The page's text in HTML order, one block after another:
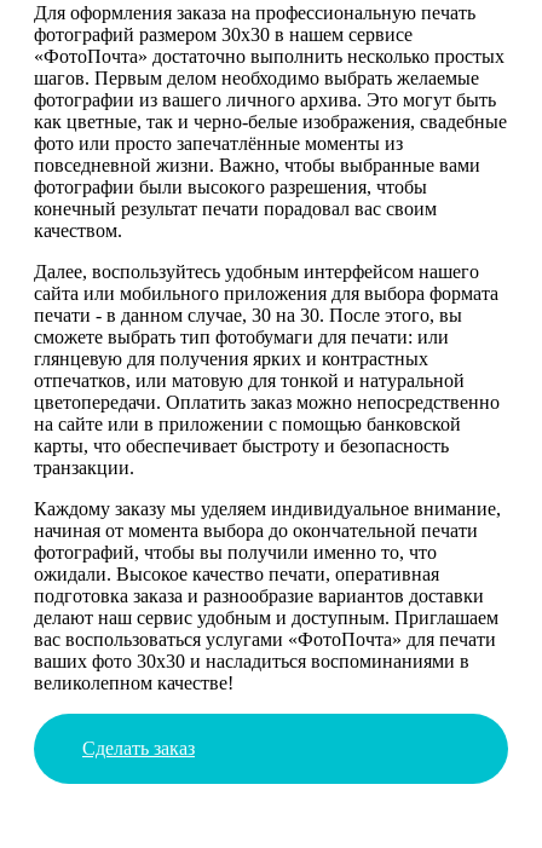
Для оформления заказа на профессиональную печать
фотографий размером 30х30 в нашем сервисе
«ФотоПочта» достаточно выполнить несколько простых
шагов. Первым делом необходимо выбрать желаемые
фотографии из вашего личного архива. Это могут быть
как цветные, так и черно-белые изображения, свадебные
фото или просто запечатлённые моменты из
повседневной жизни. Важно, чтобы выбранные вами
фотографии были высокого разрешения, чтобы
конечный результат печати порадовал вас своим
качеством.
Далее, воспользуйтесь удобным интерфейсом нашего
сайта или мобильного приложения для выбора формата
печати - в данном случае, 30 на 30. После этого, вы
сможете выбрать тип фотобумаги для печати: или
глянцевую для получения ярких и контрастных
отпечатков, или матовую для тонкой и натуральной
цветопередачи. Оплатить заказ можно непосредственно
на сайте или в приложении с помощью банковской
карты, что обеспечивает быстроту и безопасность
транзакции.
Каждому заказу мы уделяем индивидуальное внимание,
начиная от момента выбора до окончательной печати
фотографий, чтобы вы получили именно то, что
ожидали. Высокое качество печати, оперативная
подготовка заказа и разнообразие вариантов доставки
делают наш сервис удобным и доступным. Приглашаем
вас воспользоваться услугами «ФотоПочта» для печати
ваших фото 30х30 и насладиться воспоминаниями в
великолепном качестве!
Сделать заказ